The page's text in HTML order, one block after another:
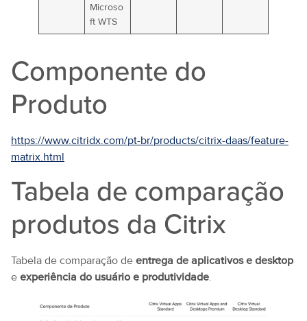
Microso
ft WTS
Componente do
Produto
https://www.citridx.com/pt-br/products/citrix-daas/feature-
matrix.html
Tabela de comparação
produtos da Citrix
Tabela de comparação de entrega de aplicativos e desktop
e experiência do usuário e produtividade.